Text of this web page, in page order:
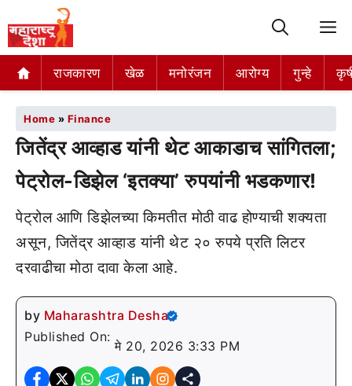
राजकारण खेळ मनोरंजन आरोग्य गुन्हे
Home » Finance
जितेंद्र आव्हाड यांनी थेट आकाडाच सांगितला;
पेट्रोल-डिझेल ‘इतक्या’ रुपयांनी भडकणार!
पेट्रोल आणि डिझेलच्या किमतीत मोठी वाढ होण्याची शक्यता
असून, जितेंद्र आव्हाड यांनी थेट २० रुपये प्रति लिटर
दरवाढीचा मोठा दावा केला आहे.
by Maharashtra Desha
Published On:
मे 20, 2026 3:33 PM